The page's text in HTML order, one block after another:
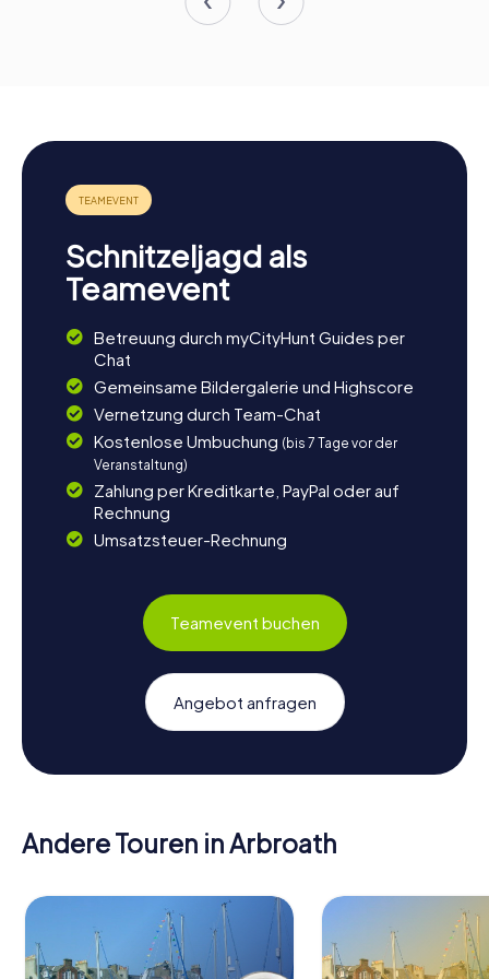
Schnitzeljagd als
Teamevent
Betreuung durch myCityHunt Guides per
Chat
Gemeinsame Bildergalerie und Highscore
Vernetzung durch Team-Chat
Kostenlose Umbuchung (bis 7 Tage vor der
Veranstaltung)
Zahlung per Kreditkarte, PayPal oder auf
Rechnung
Umsatzsteuer-Rechnung
Teamevent buchen
Angebot anfragen
Andere Touren in Arbroath